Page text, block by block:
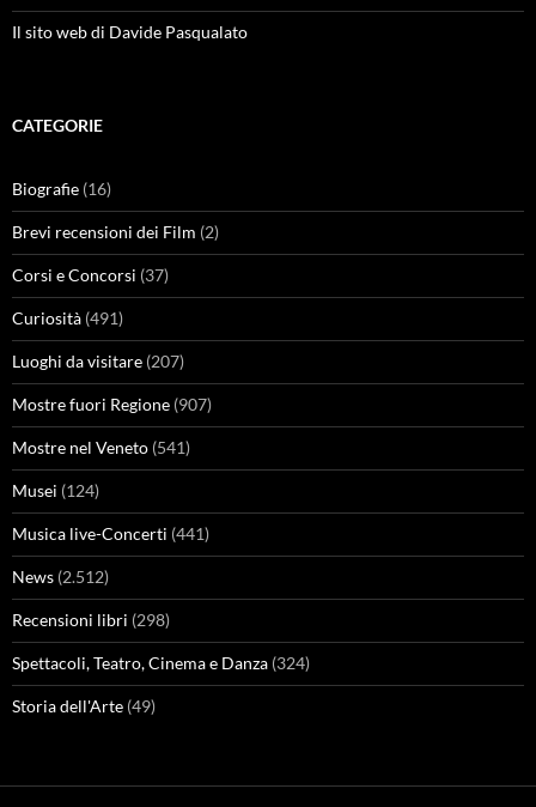
Il sito web di Davide Pasqualato
CATEGORIE
Biografie (16)
Brevi recensioni dei Film (2)
Corsi e Concorsi (37)
Curiosità (491)
Luoghi da visitare (207)
Mostre fuori Regione (907)
Mostre nel Veneto (541)
Musei (124)
Musica live-Concerti (441)
News (2.512)
Recensioni libri (298)
Spettacoli, Teatro, Cinema e Danza (324)
Storia dell'Arte (49)